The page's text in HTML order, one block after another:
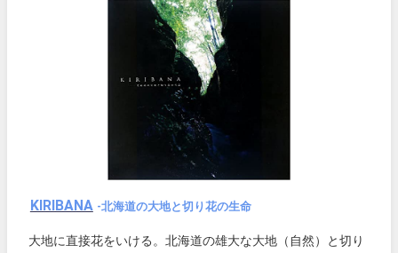
KIRIBANA -北海道の大地と切り花の生命
大地に直接花をいける。北海道の雄大な大地（自然）と切り